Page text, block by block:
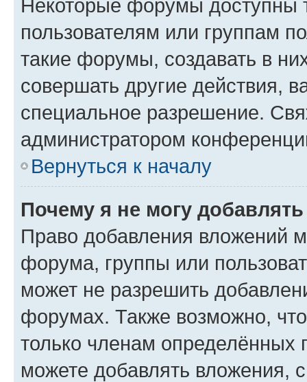
Некоторые форумы доступны
пользователям или группам
такие форумы, создавать в
совершать другие действия,
специальное разрешение.
администратором
Вернуться к началу
Почему я не могу
Право добавления вложений
форума, группы или
может не разрешить
форумах. Также возможно,
только членам определённых
можете добавлять вложения,